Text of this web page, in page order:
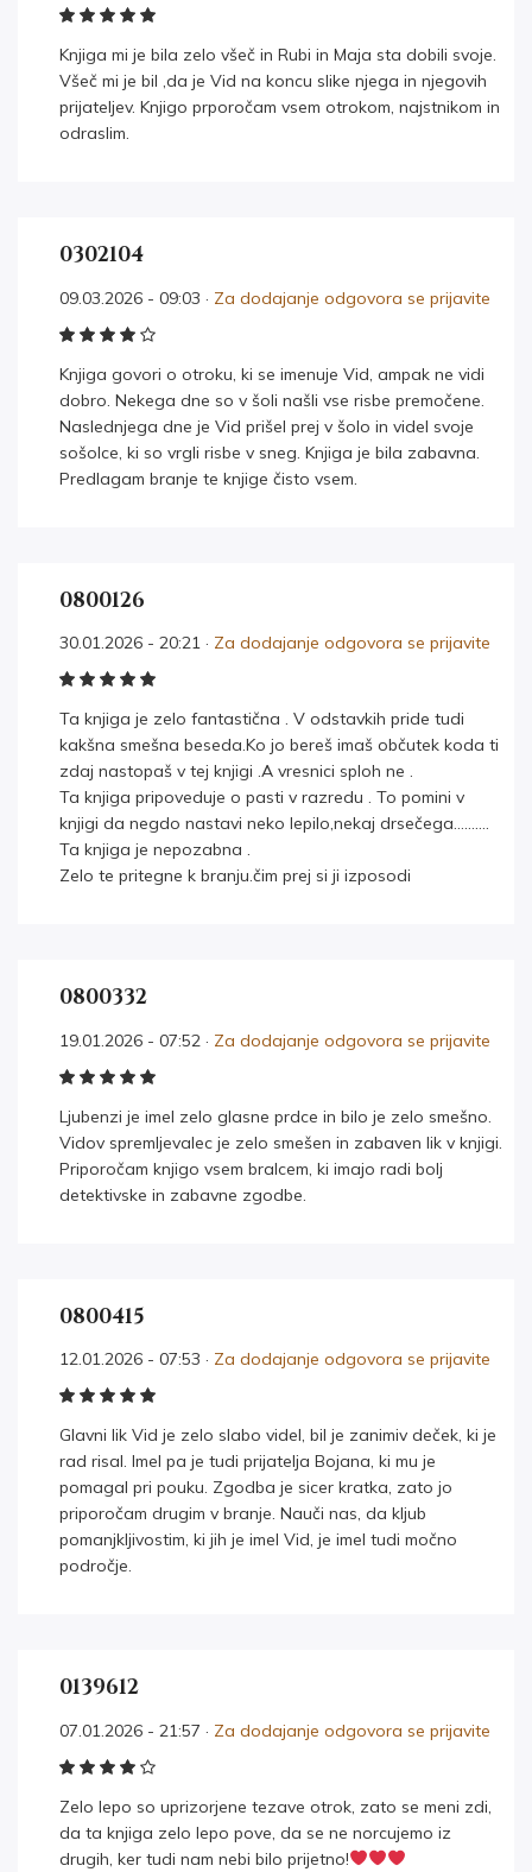
Knjiga mi je bila zelo všeč in Rubi in Maja sta dobili svoje.
Všeč mi je bil ,da je Vid na koncu slike njega in njegovih
prijateljev. Knjigo prporočam vsem otrokom, najstnikom in
odraslim.
0302104
09.03.2026 - 09:03 · Za dodajanje odgovora se prijavite
Knjiga govori o otroku, ki se imenuje Vid, ampak ne vidi
dobro. Nekega dne so v šoli našli vse risbe premočene.
Naslednjega dne je Vid prišel prej v šolo in videl svoje
sošolce, ki so vrgli risbe v sneg. Knjiga je bila zabavna.
Predlagam branje te knjige čisto vsem.
0800126
30.01.2026 - 20:21 · Za dodajanje odgovora se prijavite
Ta knjiga je zelo fantastična . V odstavkih pride tudi
kakšna smešna beseda.Ko jo bereš imaš občutek koda ti
zdaj nastopaš v tej knjigi .A vresnici sploh ne .
Ta knjiga pripoveduje o pasti v razredu . To pomini v
knjigi da negdo nastavi neko lepilo,nekaj drsečega……….
Ta knjiga je nepozabna .
Zelo te pritegne k branju.čim prej si ji izposodi
0800332
19.01.2026 - 07:52 · Za dodajanje odgovora se prijavite
Ljubenzi je imel zelo glasne prdce in bilo je zelo smešno.
Vidov spremljevalec je zelo smešen in zabaven lik v knjigi.
Priporočam knjigo vsem bralcem, ki imajo radi bolj
detektivske in zabavne zgodbe.
0800415
12.01.2026 - 07:53 · Za dodajanje odgovora se prijavite
Glavni lik Vid je zelo slabo videl, bil je zanimiv deček, ki je
rad risal. Imel pa je tudi prijatelja Bojana, ki mu je
pomagal pri pouku. Zgodba je sicer kratka, zato jo
priporočam drugim v branje. Nauči nas, da kljub
pomanjkljivostim, ki jih je imel Vid, je imel tudi močno
področje.
0139612
07.01.2026 - 21:57 · Za dodajanje odgovora se prijavite
Zelo lepo so uprizorjene tezave otrok, zato se meni zdi,
da ta knjiga zelo lepo pove, da se ne norcujemo iz
drugih, ker tudi nam nebi bilo prijetno!